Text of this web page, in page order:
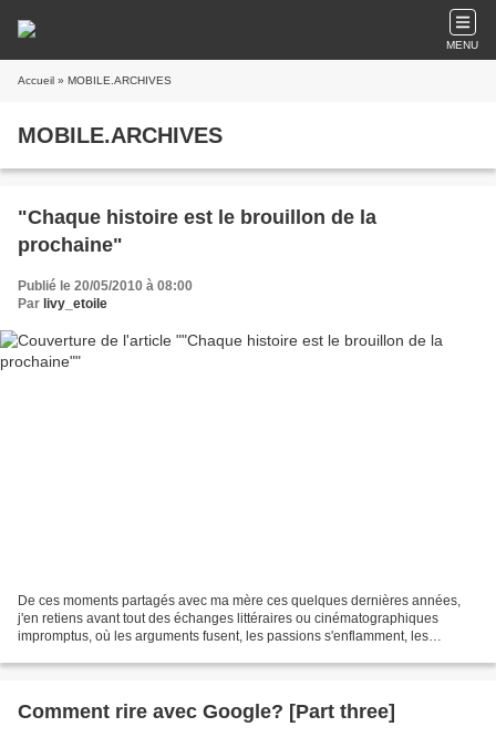
MENU
Accueil » MOBILE.ARCHIVES
MOBILE.ARCHIVES
"Chaque histoire est le brouillon de la
prochaine"
Publié le 20/05/2010 à 08:00
Par livy_etoile
De ces moments partagés avec ma mère ces quelques dernières années,
j'en retiens avant tout des échanges littéraires ou cinématographiques
impromptus, où les arguments fusent, les passions s'enflamment, les
Comment rire avec Google? [Part three]